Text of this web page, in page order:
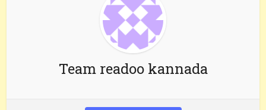
Team readoo kannada